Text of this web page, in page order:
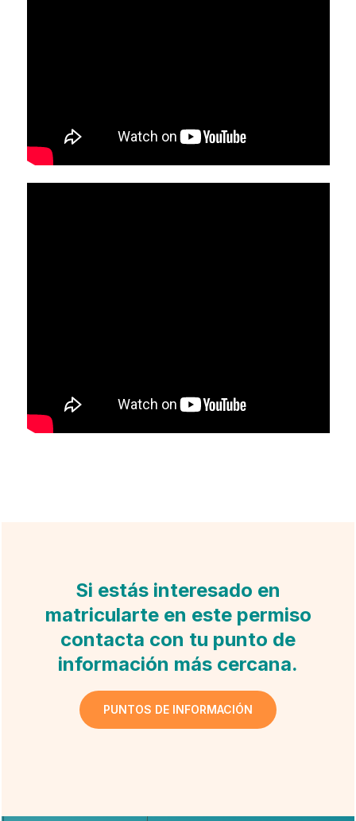
Si estás interesado en
matricularte en este permiso
contacta con tu punto de
información más cercana.
PUNTOS DE INFORMACIÓN